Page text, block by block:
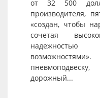
от 32 500
производителя,
«создан, чтобы
сочетая
дорожный...